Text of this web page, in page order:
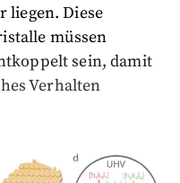
liegen. Diese
müssen
sein, damit
Verhalten